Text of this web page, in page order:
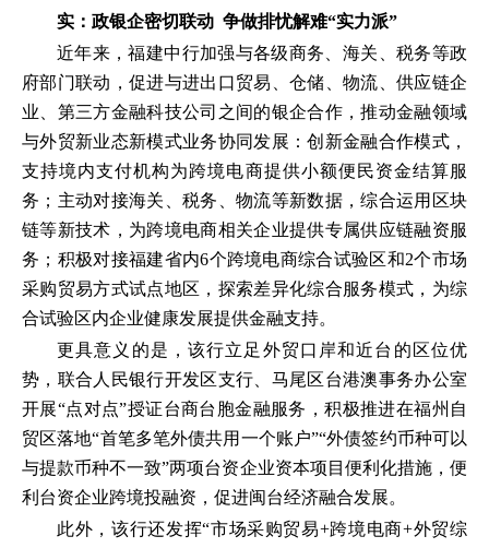
实：政银企密切联动 争做排忧解难“实力派”
近年来，福建中行加强与各级商务、海关、税务等政
府部门联动，促进与进出口贸易、仓储、物流、供应链企
业、第三方金融科技公司之间的银企合作，推动金融领域
与外贸新业态新模式业务协同发展：创新金融合作模式，
支持境内支付机构为跨境电商提供小额便民资金结算服
务；主动对接海关、税务、物流等新数据，综合运用区块
链等新技术，为跨境电商相关企业提供专属供应链融资服
务；积极对接福建省内6个跨境电商综合试验区和2个市场
采购贸易方式试点地区，探索差异化综合服务模式，为综
合试验区内企业健康发展提供金融支持。
更具意义的是，该行立足外贸口岸和近台的区位优
势，联合人民银行开发区支行、马尾区台港澳事务办公室
开展“点对点”授证台商台胞金融服务，积极推进在福州自
贸区落地“首笔多笔外债共用一个账户”“外债签约币种可以
与提款币种不一致”两项台资企业资本项目便利化措施，便
利台资企业跨境投融资，促进闽台经济融合发展。
此外，该行还发挥“市场采购贸易+跨境电商+外贸综